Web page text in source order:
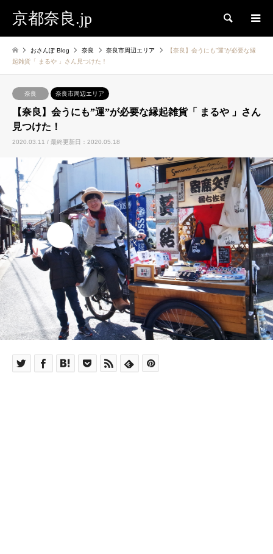
京都奈良.jp 検索
おさんぽ Blog 奈良 奈良市周辺エリア
【奈良】会うにも”運”が必要な縁
起雑貨「 まるや 」さん見つけた！
奈良 奈良市周辺エリア
【奈良】会うにも”運”が必要な縁起雑貨「 まるや 」さん
見つけた！
2020.03.11 / 最終更新日：2020.05.18